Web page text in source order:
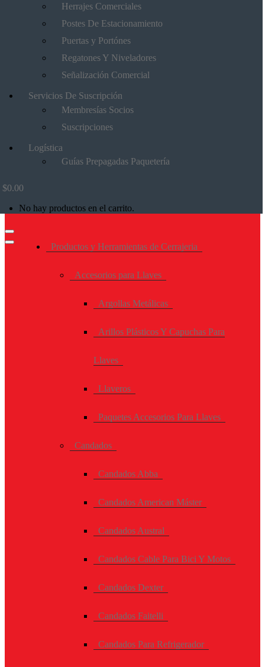
Herrajes Comerciales
Postes De Estacionamiento
Puertas y Portónes
Regatones Y Niveladores
Señalización Comercial
Servicios De Suscripción
Membresías Socios
Suscripciones
Logística
Guías Prepagadas Paquetería
$0.00
No hay productos en el carrito.
Productos y Herramientas de Cerrajeria
Accesorios para Llaves
Argollas Metálicas
Arillos Plásticos Y Capuchas Para
Llaves
Llaveros
Paquetes Accesorios Para Llaves
Candados
Candados Abba
Candados American Máster
Candados Austral
Candados Cable Para Bici Y Motos
Candados Dexter
Candados Faitelli
Candados Para Refrigerador